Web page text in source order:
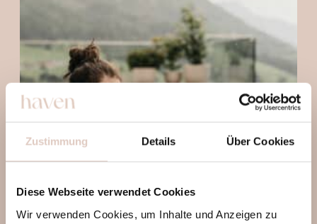
Zustimmung Details Über Cookies
Diese Webseite verwendet Cookies
Wir verwenden Cookies, um Inhalte und Anzeigen zu